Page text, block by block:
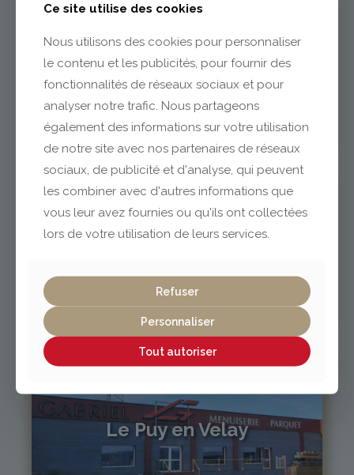
Vichy / Cusset
cusset@gabriel-sa.fr
Monistrol-
04 71 61 01 86
monistrol@gabriel-sa.fr
Le Puy en Velay
Ce site utilise des cookies
Nous utilisons des cookies pour personnaliser
le contenu et les publicités, pour fournir des
fonctionnalités de réseaux sociaux et pour
analyser notre trafic. Nous partageons
également des informations sur votre utilisation
de notre site avec nos partenaires de réseaux
sociaux, de publicité et d'analyse, qui peuvent
les combiner avec d'autres informations que
vous leur avez fournies ou qu'ils ont collectées
lors de votre utilisation de leurs services.
Refuser
Personnaliser
Tout autoriser